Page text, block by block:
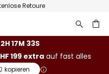
Retoure
17M 32S
199 extra auf fast alles
kopieren